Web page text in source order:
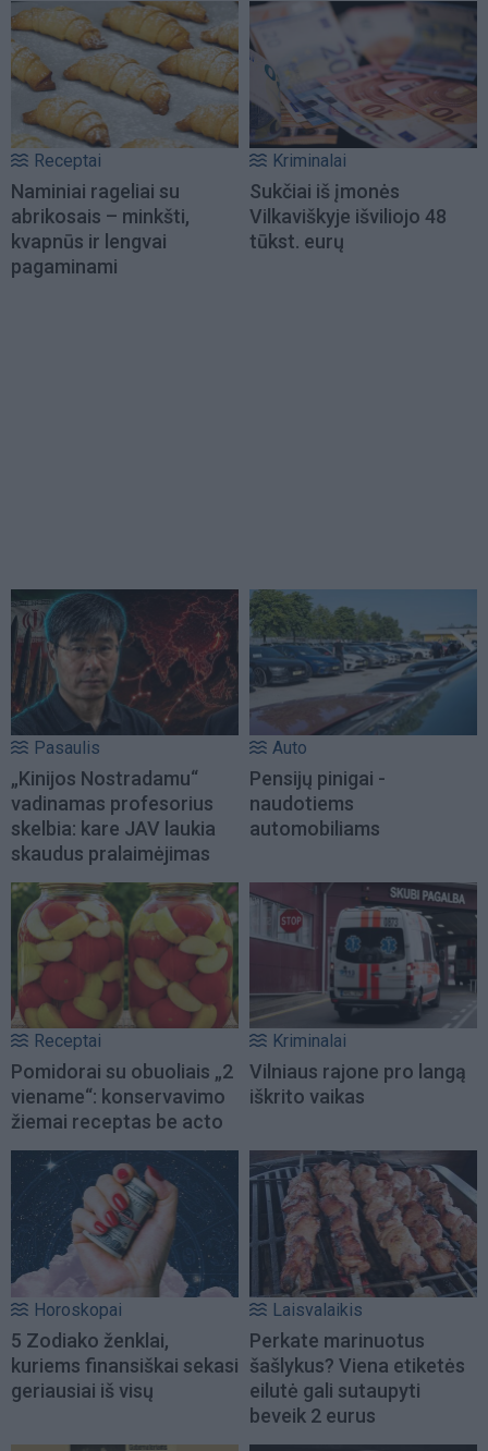
Receptai
Naminiai rageliai su
abrikosais – minkšti,
kvapnūs ir lengvai
pagaminami
Kriminalai
Sukčiai iš įmonės
Vilkaviškyje išviliojo 48
tūkst. eurų
Pasaulis
„Kinijos Nostradamu“
vadinamas profesorius
skelbia: kare JAV laukia
skaudus pralaimėjimas
Auto
Pensijų pinigai -
naudotiems
automobiliams
Receptai
Pomidorai su obuoliais „2
viename“: konservavimo
žiemai receptas be acto
Kriminalai
Vilniaus rajone pro langą
iškrito vaikas
Horoskopai
5 Zodiako ženklai,
kuriems finansiškai sekasi
geriausiai iš visų
Laisvalaikis
Perkate marinuotus
šašlykus? Viena etiketės
eilutė gali sutaupyti
beveik 2 eurus